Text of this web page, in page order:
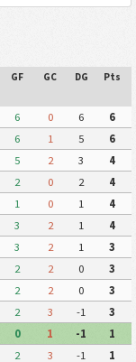
GF GC DG Pts
6 0 6
6
6 1 5
6
5 2 3
4
2 0 2
4
1 0 1
4
3 2 1
4
3 2 1
3
2 2 0
3
2 2 0
3
2 3 -1
3
0 1 -1
1
2 3 -1
1